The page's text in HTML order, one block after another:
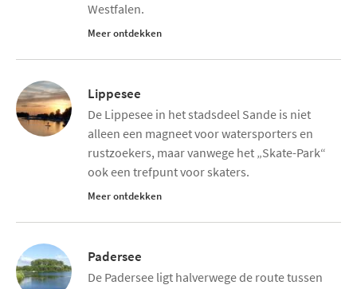
Westfalen.
Meer ontdekken
Lippesee
De Lippesee in het stadsdeel Sande is niet
alleen een magneet voor watersporters en
rustzoekers, maar vanwege het „Skate-Park“
ook een trefpunt voor skaters.
Meer ontdekken
Padersee
De Padersee ligt halverwege de route tussen